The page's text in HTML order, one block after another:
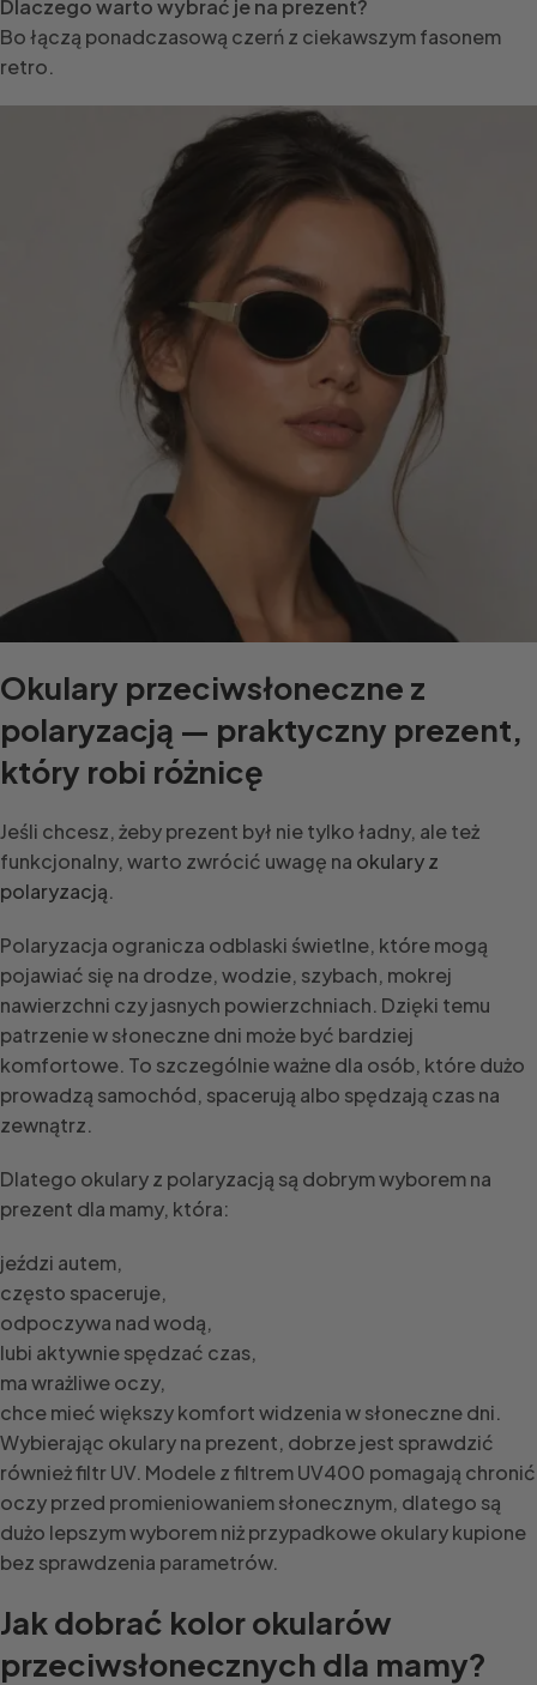
Dlaczego warto wybrać je na prezent?
Bo łączą ponadczasową czerń z ciekawszym fasonem
retro.
Okulary przeciwsłoneczne z
polaryzacją — praktyczny prezent,
który robi różnicę
Jeśli chcesz, żeby prezent był nie tylko ładny, ale też
funkcjonalny, warto zwrócić uwagę na okulary z
polaryzacją.
Polaryzacja ogranicza odblaski świetlne, które mogą
pojawiać się na drodze, wodzie, szybach, mokrej
nawierzchni czy jasnych powierzchniach. Dzięki temu
patrzenie w słoneczne dni może być bardziej
komfortowe. To szczególnie ważne dla osób, które dużo
prowadzą samochód, spacerują albo spędzają czas na
zewnątrz.
Dlatego okulary z polaryzacją są dobrym wyborem na
prezent dla mamy, która:
jeździ autem,
często spaceruje,
odpoczywa nad wodą,
lubi aktywnie spędzać czas,
ma wrażliwe oczy,
chce mieć większy komfort widzenia w słoneczne dni.
Wybierając okulary na prezent, dobrze jest sprawdzić
również filtr UV. Modele z filtrem UV400 pomagają chronić
oczy przed promieniowaniem słonecznym, dlatego są
dużo lepszym wyborem niż przypadkowe okulary kupione
bez sprawdzenia parametrów.
Jak dobrać kolor okularów
przeciwsłonecznych dla mamy?